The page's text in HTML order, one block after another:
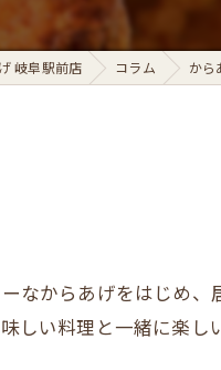
テ
か
岐阜駅前店 コラム から
なからあげをはじめ、
しい料理と一緒に楽し